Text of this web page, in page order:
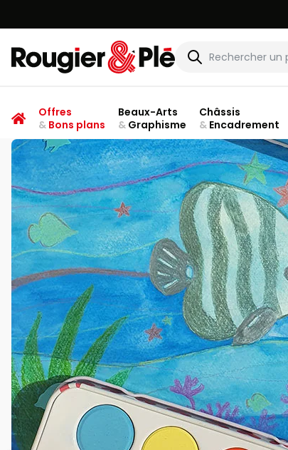
Rougier & Plé
Offres
&Bons plans
Beaux-Arts
&Graphisme
Châssis
&Encadrement